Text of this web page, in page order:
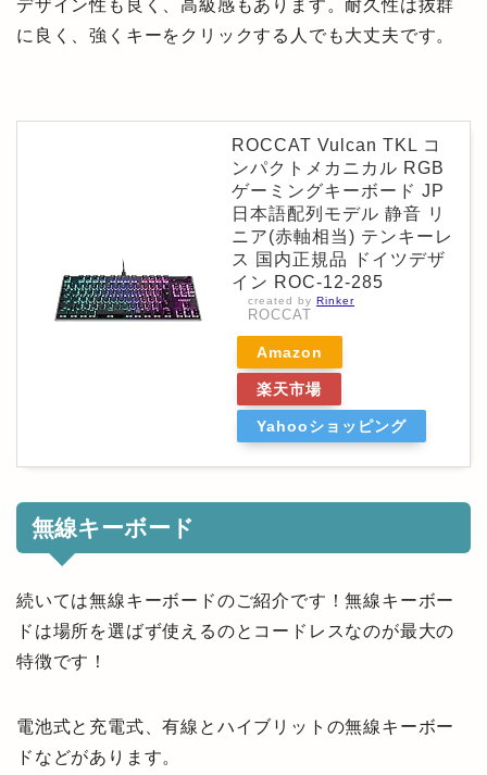
デザイン性も良く、高級感もあります。耐久性は抜群
に良く、強くキーをクリックする人でも大丈夫です。
ROCCAT Vulcan TKL コ
ンパクトメカニカル RGB
ゲーミングキーボード JP
日本語配列モデル 静音 リ
ニア(赤軸相当) テンキーレ
ス 国内正規品 ドイツデザ
イン ROC-12-285
created by Rinker
ROCCAT
Amazon
楽天市場
Yahooショッピング
無線キーボード
続いては無線キーボードのご紹介です！無線キーボー
ドは場所を選ばず使えるのとコードレスなのが最大の
特徴です！
電池式と充電式、有線とハイブリットの無線キーボー
ドなどがあります。